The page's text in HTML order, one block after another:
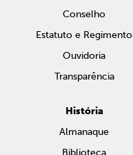
Conselho
Estatuto e Regimento
Ouvidoria
Transparência
História
Almanaque
Biblioteca